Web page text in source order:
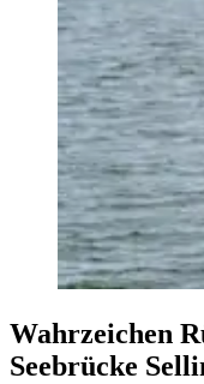
Wahrzeichen
Seebrücke